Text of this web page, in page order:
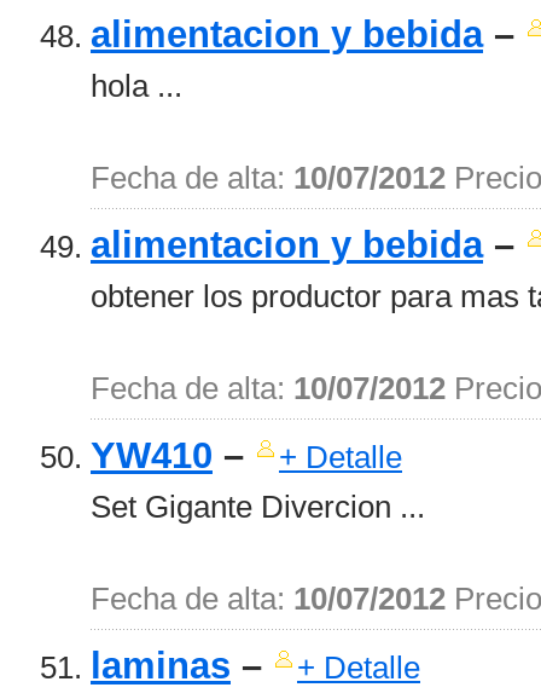
alimentacion y bebida–
hola ...
Fecha de alta: 10/07/2012
alimentacion y bebida–
obtener los productor para mas
Fecha de alta: 10/07/2012
YW410 – + Detalle
Set Gigante Divercion ...
Fecha de alta: 10/07/2012
laminas – + Detalle